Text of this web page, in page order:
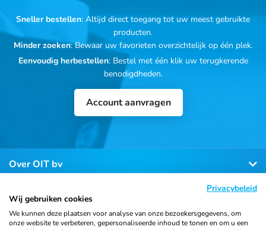
Sneller bestellen: Altijd direct toegang tot uw meest gebruikte
producten.
Minder zoeken: Bewaar uw favorieten overzichtelijk op één plek.
Eenvoudig herbestellen: Bestel met één klik uw terugkerende
benodigdheden.
Account aanvragen
Over OIT bv
Klantenservice
Privacybeleid
Wij gebruiken cookies
We kunnen deze plaatsen voor analyse van onze bezoekersgegevens, om
onze website te verbeteren, gepersonaliseerde inhoud te tonen en om u een